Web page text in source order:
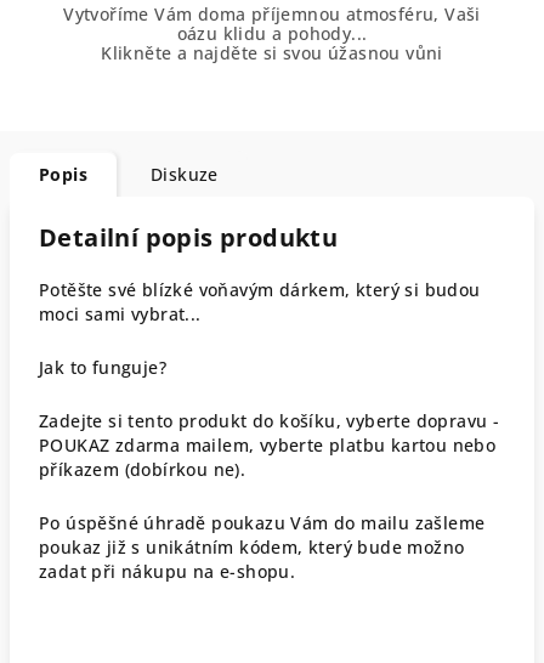
Vytvoříme Vám doma příjemnou atmosféru, Vaši
oázu klidu a pohody...
Klikněte a najděte si svou úžasnou vůni
Popis Diskuze
Detailní popis produktu
Potěšte své blízké voňavým dárkem, který si budou
moci sami vybrat...
Jak to funguje?
Zadejte si tento produkt do košíku, vyberte dopravu -
POUKAZ zdarma mailem, vyberte platbu kartou nebo
příkazem (dobírkou ne).
Po úspěšné úhradě poukazu Vám do mailu zašleme
poukaz již s unikátním kódem, který bude možno
zadat při nákupu na e-shopu.